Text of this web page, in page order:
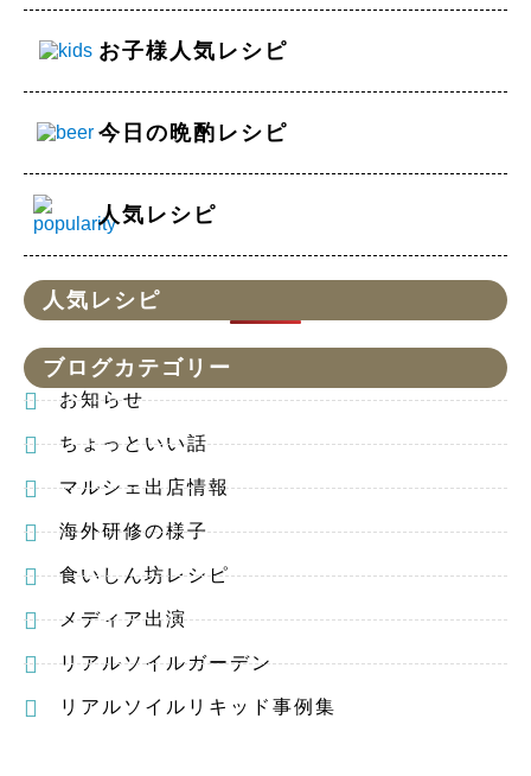
お子様人気レシピ
今日の晩酌レシピ
人気レシピ
人気レシピ
ブログカテゴリー
お知らせ
ちょっといい話
マルシェ出店情報
海外研修の様子
食いしん坊レシピ
メディア出演
リアルソイルガーデン
リアルソイルリキッド事例集